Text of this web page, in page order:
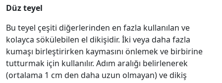
Düz teyel
Bu teyel çeşiti diğerlerinden en fazla kullanılan ve
kolayca sökülebilen el dikişidir. İki veya daha fazla
kumaşı birleştirirken kaymasını önlemek ve birbirine
tutturmak için kullanılır. Adım aralığı belirlenerek
(ortalama 1 cm den daha uzun olmayan) ve dikiş